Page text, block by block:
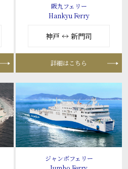
阪九フェリー
Hankyu Ferry
神戸 ↔ 新門司
詳細はこちら
ジャンボフェリー